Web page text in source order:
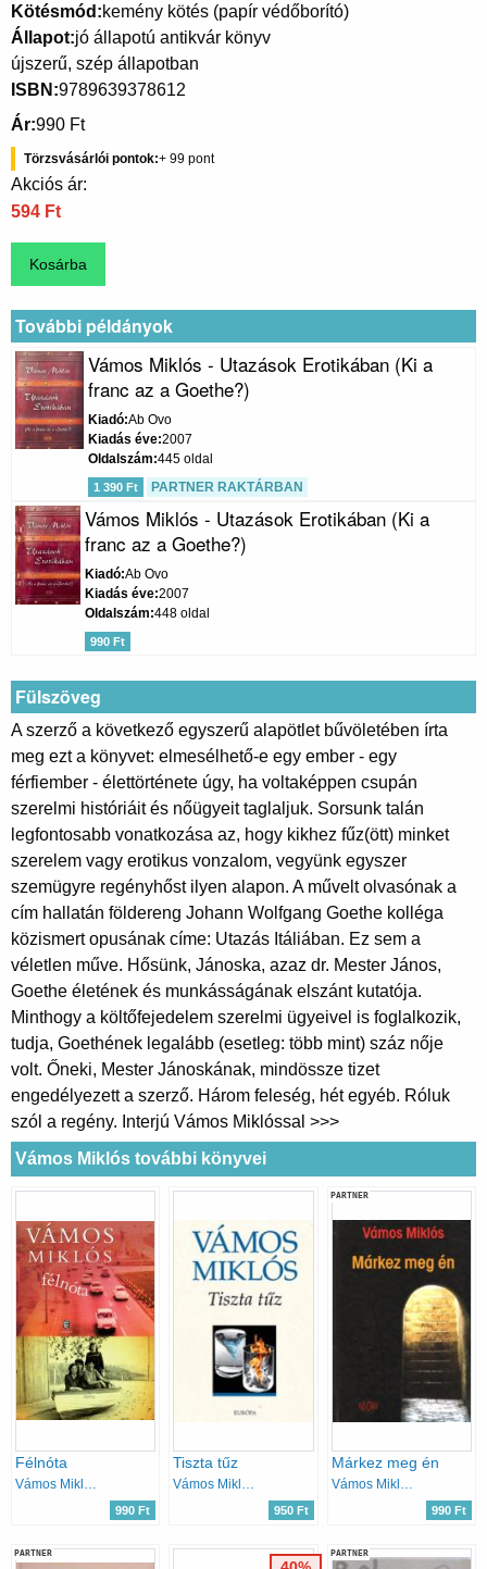
Kötésmód kemény kötés (papír védőborító)
Állapot jó állapotú antikvár könyv
újszerű, szép állapotban
ISBN 9789639378612
Ár 990 Ft
Törzsvásárlói pontok 99
Akciós ár:
594 Ft
További példányok
Vámos Miklós - Utazások Erotikában (Ki a
franc az a Goethe?)
Kiadó Ab Ovo
Kiadás éve 2007
Oldalszám 445 oldal
1 390 Ft PARTNER RAKTÁRBAN
Vámos Miklós - Utazások Erotikában (Ki a
franc az a Goethe?)
Kiadó Ab Ovo
Kiadás éve 2007
Oldalszám 448 oldal
990 Ft
Fülszöveg
A szerző a következő egyszerű alapötlet bűvöletében írta
meg ezt a könyvet: elmesélhető-e egy ember - egy
férfiember - élettörténete úgy, ha voltaképpen csupán
szerelmi históriáit és nőügyeit taglaljuk. Sorsunk talán
legfontosabb vonatkozása az, hogy kikhez fűz(ött) minket
szerelem vagy erotikus vonzalom, vegyünk egyszer
szemügyre regényhőst ilyen alapon. A művelt olvasónak a
cím hallatán földereng Johann Wolfgang Goethe kolléga
közismert opusának címe: Utazás Itáliában. Ez sem a
véletlen műve. Hősünk, Jánoska, azaz dr. Mester János,
Goethe életének és munkásságának elszánt kutatója.
Minthogy a költőfejedelem szerelmi ügyeivel is foglalkozik,
tudja, Goethének legalább (esetleg: több mint) száz nője
volt. Őneki, Mester Jánoskának, mindössze tizet
engedélyezett a szerző. Három feleség, hét egyéb. Róluk
szól a regény. Interjú Vámos Miklóssal >>>
Vámos Miklós további könyvei
Félnóta
Vámos Miklós
990 Ft
Tiszta tűz
Vámos Miklós
950 Ft
PARTNER
Márkez meg én
Vámos Miklós
990 Ft
PARTNER PARTNER